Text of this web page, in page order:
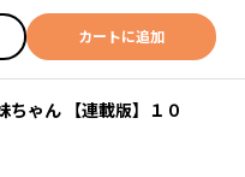
カートに追加
ちゃん 【連載版】１０